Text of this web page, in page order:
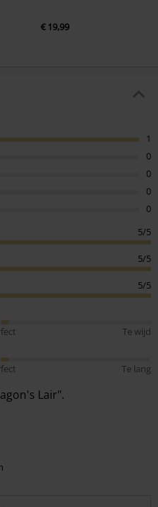
€ 19,99
1
0
0
0
0
5/5
5/5
5/5
Te wijd
Te lang
Lair".